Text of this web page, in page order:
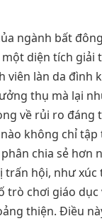
ngành bất
diện tích giải
viên làn da đình
thụ mà lại
về rủi ro đáng
không chỉ tập
chia sẻ hơn
trấn hội, như xúc
trò chơi giáo
thiện. Điều